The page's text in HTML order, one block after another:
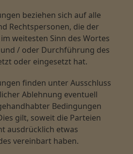
beziehen sich auf alle
Rechtspersonen, die der
weitesten Sinn des Wortes
/ oder Durchführung des
oder eingesetzt hat.
finden unter Ausschluss
Ablehnung eventuell
Bedingungen
gilt, soweit die Parteien
ausdrücklich etwas
vereinbart haben.